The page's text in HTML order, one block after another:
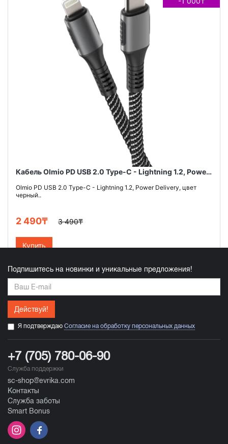
Кабель Olmio PD USB 2.0 Type-C - Lightning 1.2, Power Delivery, цвет черный
Olmio PD USB 2.0 Type-C - Lightning 1.2, Power Delivery, цвет
черный..
2 490₸ 3 490₸
Купить
Подпишитесь на новинки и уникальные предложения!
Действуй!
Я подтверждаю Согласие на обработку персональных данных
+7 (705) 780-06-90
Служба поддержки
sc-shop@evrika.com
Контакты
Служба заботы
Smart Bonus